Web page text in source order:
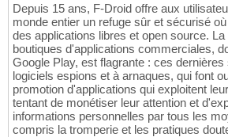
Depuis 15 ans, F-Droid offre aux
monde entier un refuge sûr et sécurisé
des applications libres et open source.
boutiques d'applications commerciales,
Google Play, est flagrante : ces
logiciels espions et à arnaques, qui font
promotion d'applications qui exploitent
tentant de monétiser leur attention et
informations personnelles par tous les
compris la tromperie et les pratiques